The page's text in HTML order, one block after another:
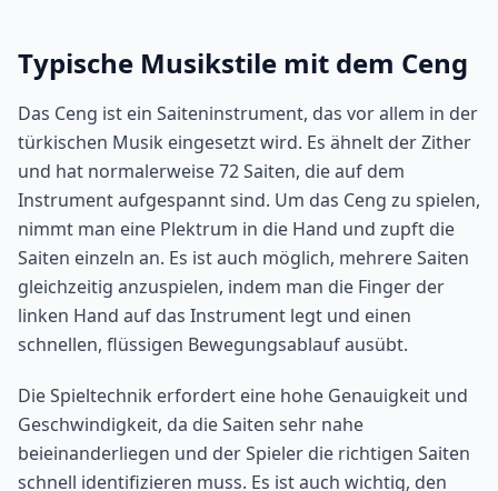
Typische Musikstile mit dem Ceng
Das Ceng ist ein Saiteninstrument, das vor allem in der
türkischen Musik eingesetzt wird. Es ähnelt der Zither
und hat normalerweise 72 Saiten, die auf dem
Instrument aufgespannt sind. Um das Ceng zu spielen,
nimmt man eine Plektrum in die Hand und zupft die
Saiten einzeln an. Es ist auch möglich, mehrere Saiten
gleichzeitig anzuspielen, indem man die Finger der
linken Hand auf das Instrument legt und einen
schnellen, flüssigen Bewegungsablauf ausübt.
Die Spieltechnik erfordert eine hohe Genauigkeit und
Geschwindigkeit, da die Saiten sehr nahe
beieinanderliegen und der Spieler die richtigen Saiten
schnell identifizieren muss. Es ist auch wichtig, den